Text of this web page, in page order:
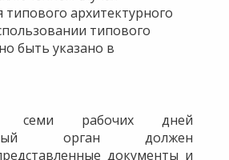
типового архитектурного
типового
быть указано в
семи рабочих дней
орган должен
документы и